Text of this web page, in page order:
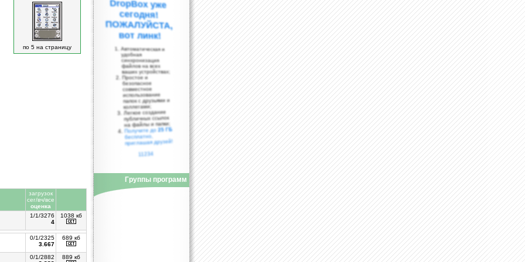
по 5 на страницу
загрузок
сег/вч/все
оценка
1/1/3276
4
1038 кб
0/1/2325
3.667
689 кб
0/1/2882
889 кб
вот линк!
Автоматическая и
удобная
синхронизация
файлов на всех
ваших устройствах;
Простое и
безопасное
совместное
использование
папок с друзьями и
коллегами;
Легкое создание
публичных ссылок
на файлы и папки;
Получите до25 ГБ
бесплатно,
приглашая друзей!
11234
Группы программ